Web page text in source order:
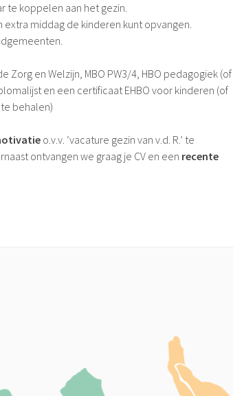
te koppelen aan het gezin.
extra middag de kinderen kunt opvangen.
Zorg en Welzijn, MBO PW3/4, HBO pedagogiek (of
en een certificaat EHBO voor kinderen (of
behalen)
o.v.v. ‘vacature gezin van v.d. R.’ te
ontvangen we graag je CV en een recente